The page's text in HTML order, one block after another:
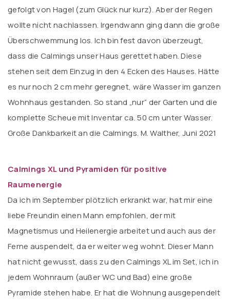
gefolgt von Hagel (zum Glück nur kurz). Aber der Regen
wollte nicht nachlassen. Irgendwann ging dann die große
Überschwemmung los. Ich bin fest davon überzeugt,
dass die Calmings unser Haus gerettet haben. Diese
stehen seit dem Einzug in den 4 Ecken des Hauses. Hätte
es nur noch 2 cm mehr geregnet, wäre Wasser im ganzen
Wohnhaus gestanden. So stand „nur“ der Garten und die
komplette Scheue mit Inventar ca. 50 cm unter Wasser.
Große Dankbarkeit an die Calmings. M. Walther, Juni 2021
Calmings XL und Pyramiden für positive
Raumenergie
Da ich im September plötzlich erkrankt war, hat mir eine
liebe Freundin einen Mann empfohlen, der mit
Magnetismus und Heilenergie arbeitet und auch aus der
Ferne auspendelt, da er weiter weg wohnt. Dieser Mann
hat nicht gewusst, dass zu den Calmings XL im Set, ich in
jedem Wohnraum (außer WC und Bad) eine große
Pyramide stehen habe. Er hat die Wohnung ausgependelt